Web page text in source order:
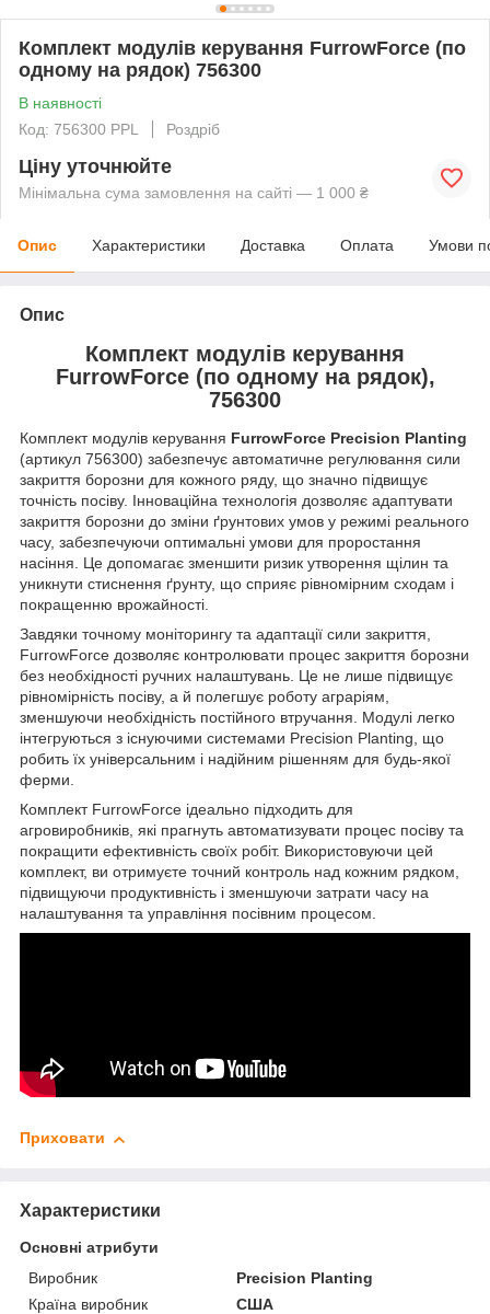
Комплект модулів керування FurrowForce (по
одному на рядок) 756300
В наявності
Код: 756300 PPL
Роздріб
Ціну уточнюйте
Мінімальна сума замовлення на сайті — 1 000 ₴
Опис Характеристики Доставка Оплата Умови
Опис
Комплект модулів керування
FurrowForce (по одному на рядок),
756300
Комплект модулів керування FurrowForce Precision Planting
(артикул 756300) забезпечує автоматичне регулювання сили
закриття борозни для кожного ряду, що значно підвищує
точність посіву. Інноваційна технологія дозволяє адаптувати
закриття борозни до зміни ґрунтових умов у режимі реального
часу, забезпечуючи оптимальні умови для проростання
насіння. Це допомагає зменшити ризик утворення щілин та
уникнути стиснення ґрунту, що сприяє рівномірним сходам і
покращенню врожайності.
Завдяки точному моніторингу та адаптації сили закриття,
FurrowForce дозволяє контролювати процес закриття борозни
без необхідності ручних налаштувань. Це не лише підвищує
рівномірність посіву, а й полегшує роботу аграріям,
зменшуючи необхідність постійного втручання. Модулі легко
інтегруються з існуючими системами Precision Planting, що
робить їх універсальним і надійним рішенням для будь-якої
ферми.
Комплект FurrowForce ідеально підходить для
агровиробників, які прагнуть автоматизувати процес посіву та
покращити ефективність своїх робіт. Використовуючи цей
комплект, ви отримуєте точний контроль над кожним рядком,
підвищуючи продуктивність і зменшуючи затрати часу на
налаштування та управління посівним процесом.
Приховати
Характеристики
Основні атрибути
Виробник
Precision Planting
Країна виробник
США